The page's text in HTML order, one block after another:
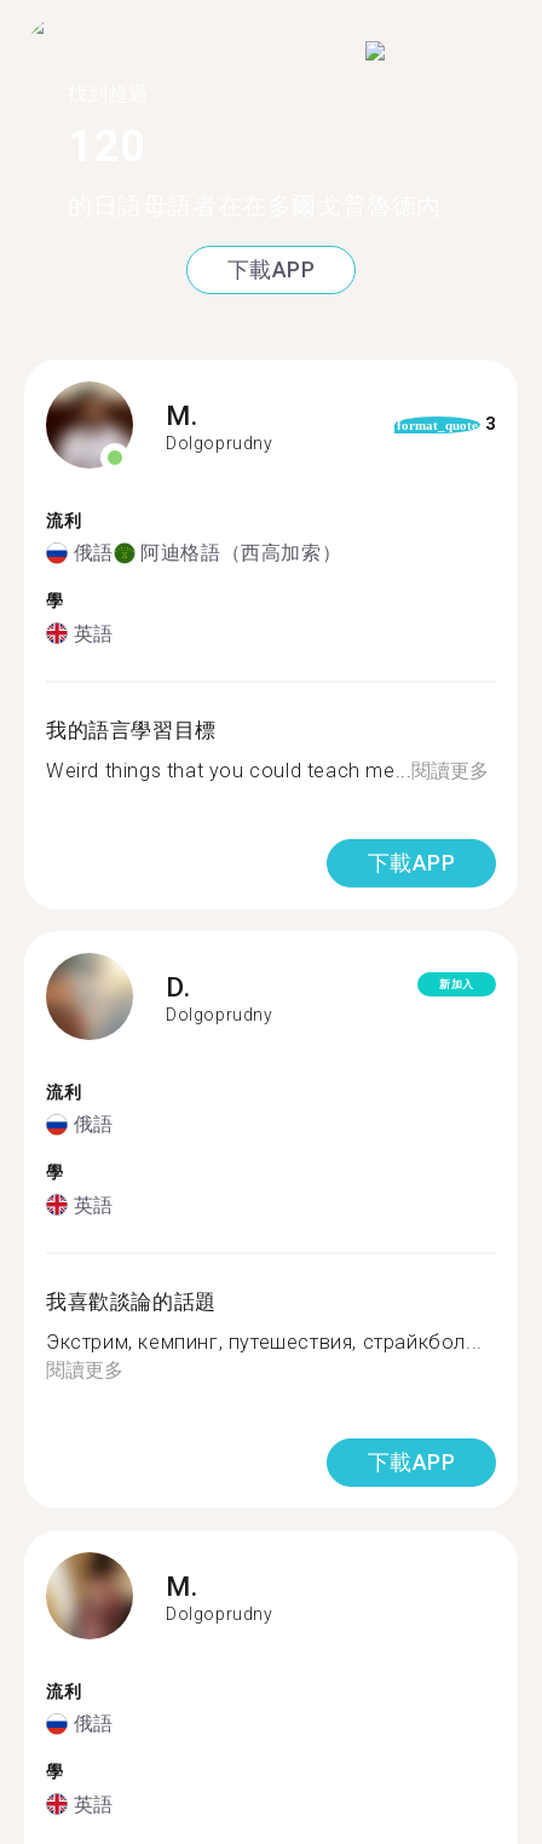
下載APP
M.
Dolgoprudny
format_quote 3
流利
俄語 阿迪格語（西高加索）
學
英語
我的語言學習目標
Weird things that you could teach me... 閱讀更多
下載APP
D.
Dolgoprudny
新加入
流利
俄語
學
英語
我喜歡談論的話題
Экстрим, кемпинг, путешествия, страйкбол...
閱讀更多
下載APP
M.
Dolgoprudny
流利
俄語
學
英語